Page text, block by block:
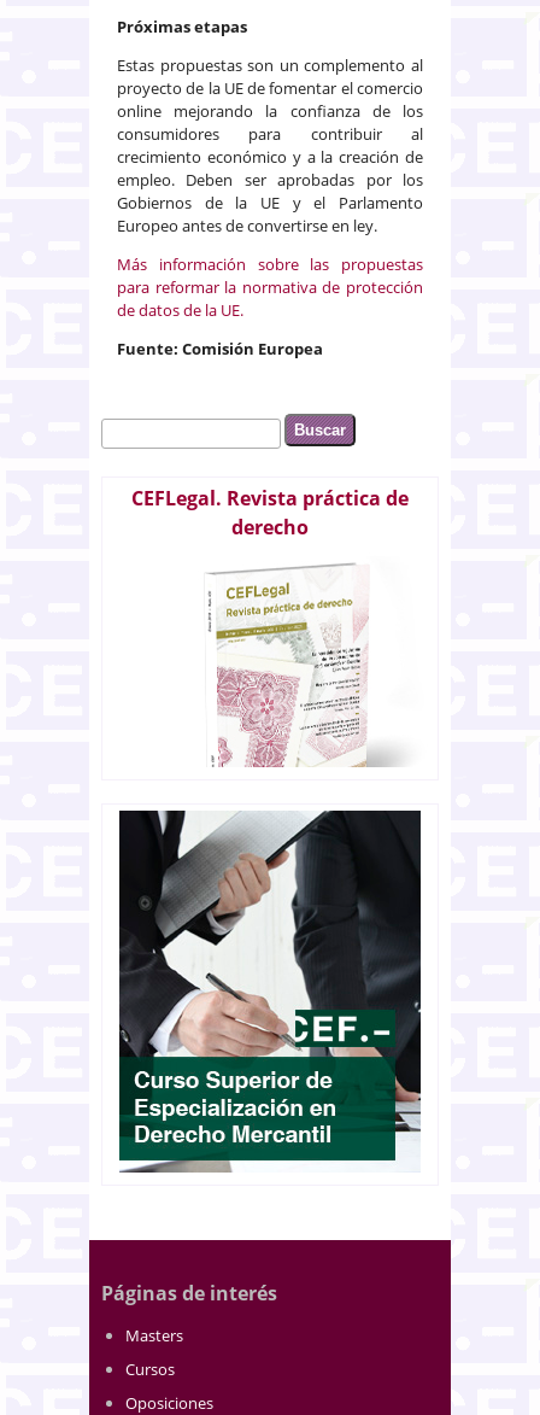
Próximas etapas
Estas propuestas son un complemento al
proyecto de la UE de fomentar el comercio
online mejorando la confianza de los
consumidores para contribuir al
crecimiento económico y a la creación de
empleo. Deben ser aprobadas por los
Gobiernos de la UE y el Parlamento
Europeo antes de convertirse en ley.
Más información sobre las propuestas
para reformar la normativa de protección
de datos de la UE.
Fuente: Comisión Europea
Formulario de búsqueda
Buscar
CEFLegal. Revista práctica de
derecho
Páginas de interés
Masters
Cursos
Oposiciones